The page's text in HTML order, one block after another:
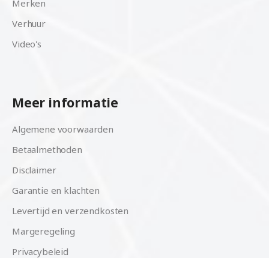
Merken
Verhuur
Video's
Meer informatie
Algemene voorwaarden
Betaalmethoden
Disclaimer
Garantie en klachten
Levertijd en verzendkosten
Margeregeling
Privacybeleid